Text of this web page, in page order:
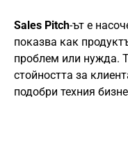
Sales Pitch-ът е
показва как
проблем или нужда.
стойността за
подобри техния